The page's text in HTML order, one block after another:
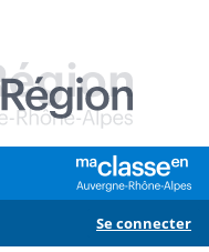
Se connecter